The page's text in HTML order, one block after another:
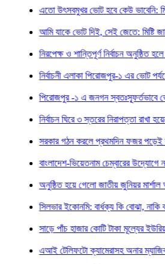
এতো উৎসবমুখর ভোট হবে কেউ ভাবেনি: মির্জা ফখরুল
আমি যাকে ভোট দিই, সেই জেতে: মিষ্টি জান্নাত
নিরপেক্ষ ও শান্তিপূর্ণ নির্বাচন অনুষ্ঠিত হলে মেনে নেব:
নির্বাচনী এলাকা পিরোজপুর-১ এর ভোট পর্যবেক্ষণ
পিরোজপুর -১ এ জনগন স্বতঃস্ফূর্তভাবে ভোট দেবার
নির্বাচন ঘিরে ৩ স্তরের নিরাপত্তা রাখা হয়েছে: আইজিপি
সরকার গঠন করলে প্রথমদিন ফজর পড়েই কাজ শুরু করতে
বাংলাদেশ-ভিয়েতনাম চেম্বারের উদ্যোগে নববর্ষের বিশেষ
অনুষ্ঠিত হয়ে গেলো জাতীয় জুনিয়র মার্শাল আর্ট
সিলভার ইকোনমি: বার্ধক্য কি বোঝা, নাকি বাংলাদেশের
সাড়ে পাঁচ হাজার কোটি টাকা মূল্যের ইউরিয়া সার গেল
এআই টেলিফটো ক্যামেরাসহ অনার ম্যাজিক৮ প্রো